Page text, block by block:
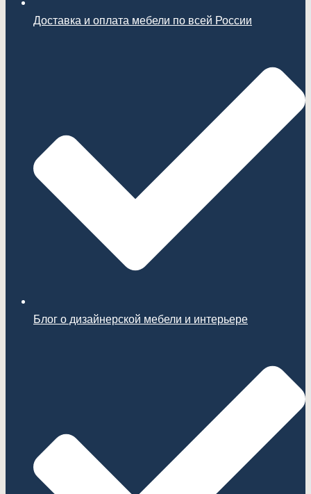
Доставка и оплата мебели по всей России
Блог о дизайнерской мебели и интерьере